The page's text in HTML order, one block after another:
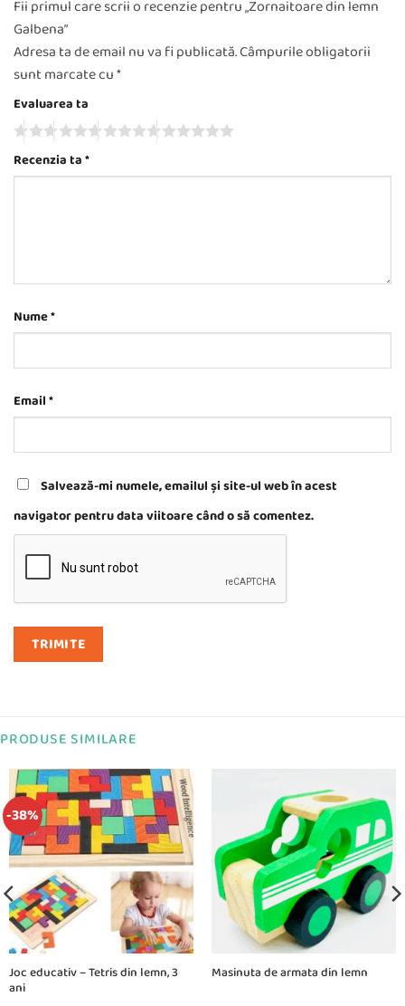
Fii primul care scrii o recenzie pentru „Zornaitoare din lemn
Galbena”
Adresa ta de email nu va fi publicată.Câmpurile obligatorii
sunt marcate cu*
Evaluarea ta
Recenzia ta*
Nume*
Email*
Salvează-mi numele, emailul și site-ul web în acest
navigator pentru data viitoare când o să comentez.
PRODUSE SIMILARE
-38%
Joc educativ – Tetris din lemn, 3
ani
Masinuta de armata din lemn